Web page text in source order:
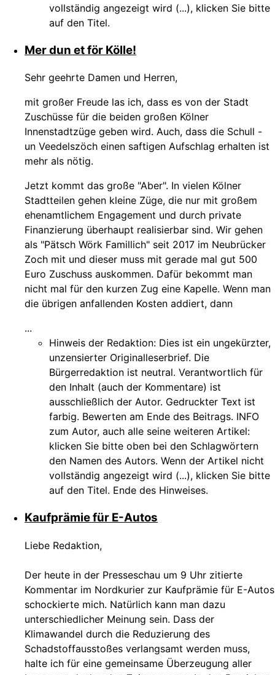
vollständig angezeigt wird (...), klicken Sie bitte
auf den Titel.
Mer dun et för Kölle!
Sehr geehrte Damen und Herren,
mit großer Freude las ich, dass es von der Stadt
Zuschüsse für die beiden großen Kölner
Innenstadtzüge geben wird. Auch, dass die Schull -
un Veedelszöch einen saftigen Aufschlag erhalten ist
mehr als nötig.
Jetzt kommt das große "Aber". In vielen Kölner
Stadtteilen gehen kleine Züge, die nur mit großem
ehenamtlichem Engagement und durch private
Finanzierung überhaupt realisierbar sind. Wir gehen
als "Pätsch Wörk Famillich" seit 2017 im Neubrücker
Zoch mit und dieser muss mit gerade mal gut 500
Euro Zuschuss auskommen. Dafür bekommt man
nicht mal für den kurzen Zug eine Kapelle. Wenn man
die übrigen anfallenden Kosten addiert, dann
...
Hinweis der Redaktion: Dies ist ein ungekürzter,
unzensierter Originalleserbrief. Die
Bürgerredaktion ist neutral. Verantwortlich für
den Inhalt (auch der Kommentare) ist
ausschließlich der Autor. Gedruckter Text ist
farbig. Bewerten am Ende des Beitrags. INFO
zum Autor, auch alle seine weiteren Artikel:
klicken Sie bitte oben bei den Schlagwörtern
den Namen des Autors. Wenn der Artikel nicht
vollständig angezeigt wird (...), klicken Sie bitte
auf den Titel. Ende des Hinweises.
Kaufprämie für E-Autos
Liebe Redaktion,
Der heute in der Presseschau um 9 Uhr zitierte
Kommentar im Nordkurier zur Kaufprämie für E-Autos
schockierte mich. Natürlich kann man dazu
unterschiedlicher Meinung sein. Dass der
Klimawandel durch die Reduzierung des
Schadstoffausstoßes verlangsamt werden muss,
halte ich für eine gemeinsame Überzeugung aller